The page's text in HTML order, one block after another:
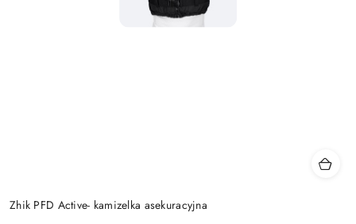
Zhik PFD Active- kamizelka asekuracyjna